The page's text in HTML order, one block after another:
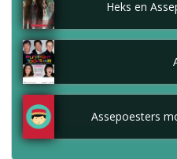
Heks en
Assepoesters